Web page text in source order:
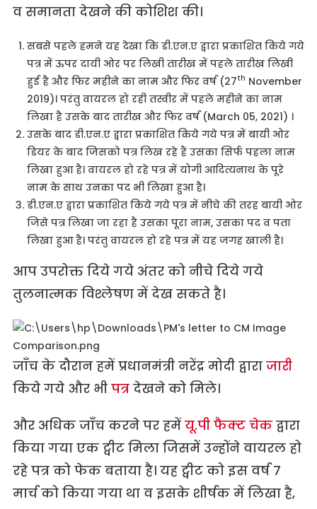
व समानता देखने की कोशिश की।
सबसे पहले हमने यह देखा कि डी.एन.ए द्वारा प्रकाशित किये गये
पत्र में ऊपर दायी ओर पर लिखी तारीख में पहले तारीख लिखी
हुई है और फिर महीने का नाम और फिर वर्ष (27th November
2019)। परंतु वायरल हो रही तस्वीर में पहले महीने का नाम
लिखा है उसके बाद तारीख और फिर वर्ष (March 05, 2021) ।
उसके बाद डी.एन.ए द्वारा प्रकाशित किये गये पत्र में बायी ओर
डियर के बाद जिसको पत्र लिख रहे हैं उसका सिर्फ पहला नाम
लिखा हुआ है। वायरल हो रहे पत्र में योगी आदित्यनाथ के पूरे
नाम के साथ उनका पद भी लिखा हुआ है।
डी.एन.ए द्वारा प्रकाशित किये गये पत्र में नीचे की तरह बायी ओर
जिसे पत्र लिखा जा रहा है उसका पूरा नाम, उसका पद व पता
लिखा हुआ है। परंतु वायरल हो रहे पत्र में यह जगह खाली है।
आप उपरोक्त दिये गये अंतर को नीचे दिये गये
तुलनात्मक विश्लेषण में देख सकते है।
जाँच के दौरान हमें प्रधानमंत्री नरेंद्र मोदी द्वारा जारी
किये गये और भी पत्रदेखने को मिले।
और अधिक जाँच करने पर हमें यू.पी फैक्ट चेकद्वारा
किया गया एक ट्वीट मिला जिसमें उन्होंने वायरल हो
रहे पत्र को फेक बताया है। यह ट्वीट को इस वर्ष 7
मार्च को किया गया था व इसके शीर्षक में लिखा है,